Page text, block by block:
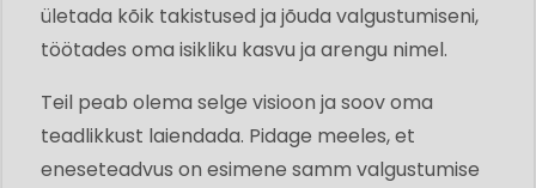
ületada kõik takistused ja jõuda valgustumiseni,
töötades oma isikliku kasvu ja arengu nimel.
Teil peab olema selge visioon ja soov oma
teadlikkust laiendada. Pidage meeles, et
eneseteadvus on esimene samm valgustumise